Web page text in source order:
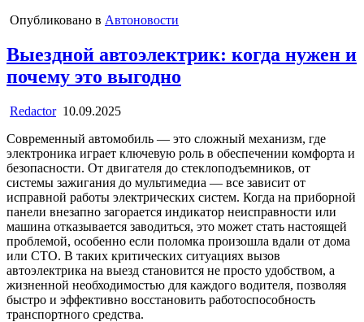
Опубликовано в Автоновости
Выездной автоэлектрик: когда нужен и
почему это выгодно
Redactor 10.09.2025
Современный автомобиль — это сложный механизм, где
электроника играет ключевую роль в обеспечении комфорта и
безопасности. От двигателя до стеклоподъемников, от
системы зажигания до мультимедиа — все зависит от
исправной работы электрических систем. Когда на приборной
панели внезапно загорается индикатор неисправности или
машина отказывается заводиться, это может стать настоящей
проблемой, особенно если поломка произошла вдали от дома
или СТО. В таких критических ситуациях вызов
автоэлектрика на выезд становится не просто удобством, а
жизненной необходимостью для каждого водителя, позволяя
быстро и эффективно восстановить работоспособность
транспортного средства.